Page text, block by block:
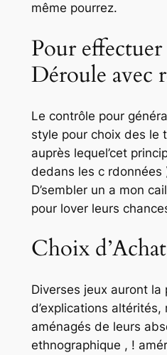
même pourrez.
Pour effectuer
Déroule avec
Le contrôle pour
style pour choix des le
auprès lequel’cet
dedans les c rdonnées
D’sembler un a mon
pour lover leurs
Choix
Diverses jeux auront
d’explications
aménagés de leurs
ethnographique , !